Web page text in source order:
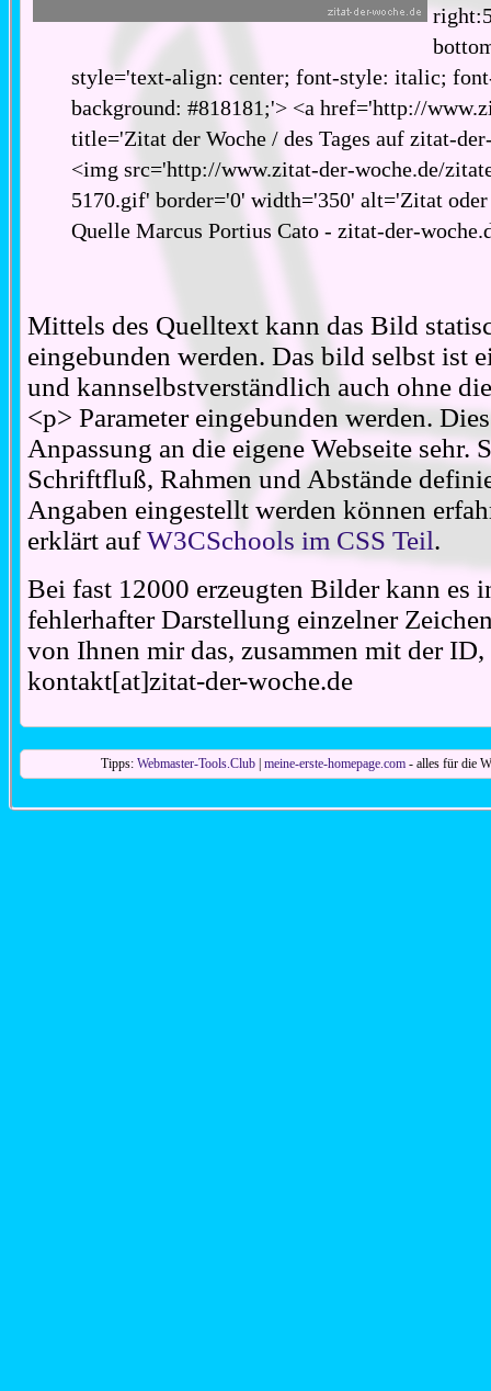
style='text-align: center; font-style: italic;
background: #818181;'> <a href='http://
title='Zitat der Woche / des Tages auf zitat-
<img src='http://www.zitat-der-woche.de/
5170.gif' border='0' width='350' alt='Zitat
Quelle Marcus Portius Cato - zitat-der-
Mittels des Quelltext kann das Bild
eingebunden werden. Das bild selbst ist
und kannselbstverständlich auch ohne
<p> Parameter eingebunden werden.
Anpassung an die eigene Webseite sehr.
Schriftfluß, Rahmen und Abstände
Angaben eingestellt werden können
erklärt aufW3CSchools im CSS Teil.
Bei fast 12000 erzeugten Bilder kann es
fehlerhafter Darstellung einzelner
von Ihnen mir das, zusammen mit der
kontakt[at]zitat-der-woche.de
Tipps: Webmaster-Tools.Club| meine-erste-homepage.com- alles für die